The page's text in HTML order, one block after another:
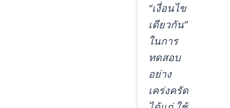
“เงื่อนไข
เดียวกัน”
ในการ
ทดสอบ
อย่าง
เคร่งครัด